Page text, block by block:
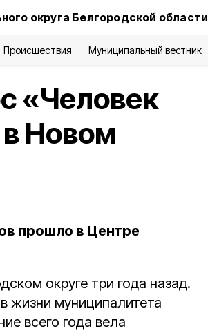
округа Белгородской области
Происшествия Муниципальный вестник
«Человек
Новом
прошло в Центре
округе три года назад.
жизни муниципалитета
всего года вела